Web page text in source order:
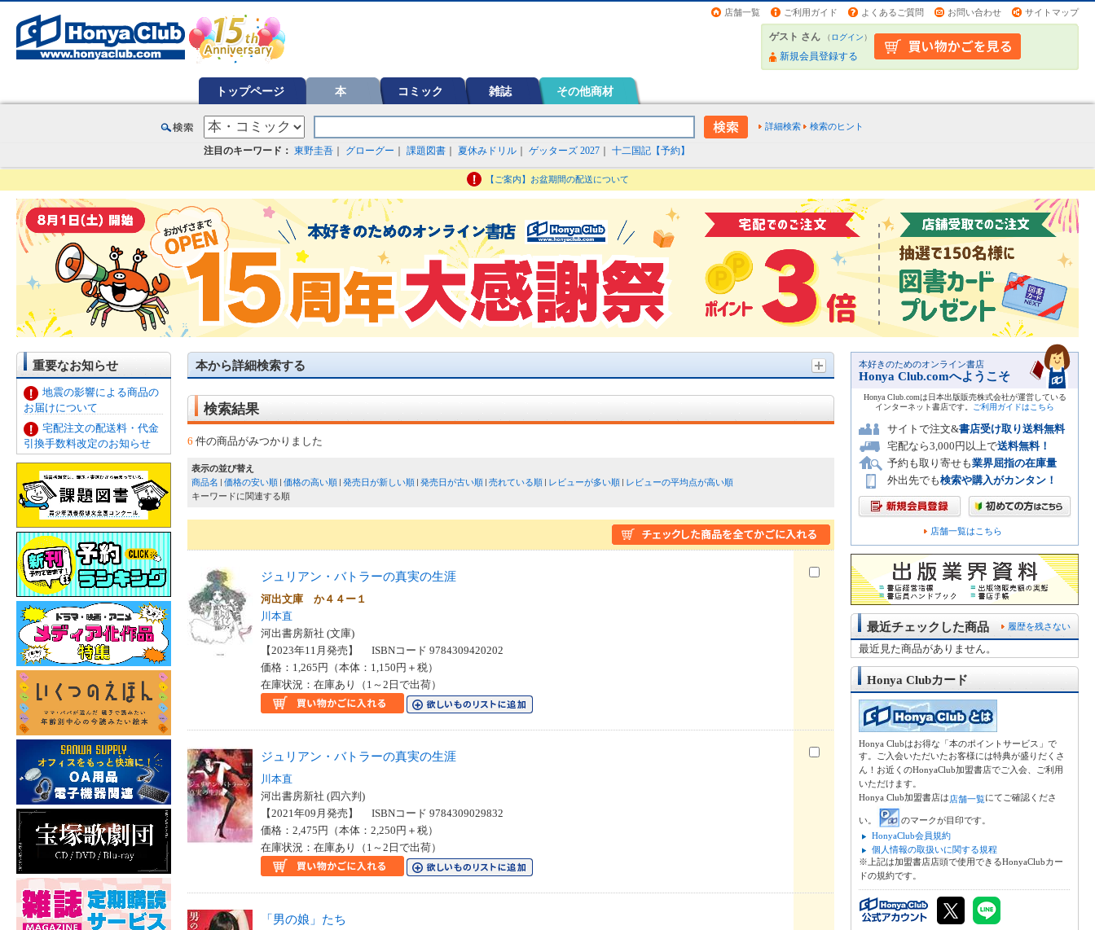
店舗一覧 ご利用ガイド よくあるご質問 お問い合わせ サイトマップ
ゲスト さん （ログイン）
新規会員登録する
トップページ 本 コミック 雑誌 その他商材
詳細検索 検索のヒント
注目のキーワード： 東野圭吾 グローグー 課題図書 夏休みドリル ゲッターズ 2027 十二国記【予約】
【ご案内】お盆期間の配送について
重要なお知らせ
地震の影響による商品の
お届けについて
宅配注文の配送料・代金
引換手数料改定のお知らせ
本から詳細検索する
検索結果
6 件の商品がみつかりました
表示の並び替え
商品名
価格の安い順 価格の高い順 発売日が新しい順 発売日が古い順 売れている順 レビューが多い順
レビューの平均点が高い順
キーワードに関連する順
ジュリアン・バトラーの真実の生涯
河出文庫 か４４ー１
川本直
河出書房新社 (文庫)
【2023年11月発売】 ISBNコード 9784309420202
価格：1,265円（本体：1,150円＋税）
在庫状況：在庫あり（1～2日で出荷）
ジュリアン・バトラーの真実の生涯
川本直
河出書房新社 (四六判)
【2021年09月発売】 ISBNコード 9784309029832
価格：2,475円（本体：2,250円＋税）
在庫状況：在庫あり（1～2日で出荷）
「男の娘」たち
本好きのためのオンライン書店
Honya Club.comへようこそ
Honya Club.comは日本出版販売株式会社が運営している
インターネット書店です。
ご利用ガイドはこちら
サイトで注文&書店受け取り送料無料
宅配なら3,000円以上で送料無料！
予約も取り寄せも業界屈指の在庫量
外出先でも検索や購入がカンタン！
店舗一覧はこちら
履歴を残さない
最近チェックした商品
最近見た商品がありません。
Honya Clubカード
Honya Clubはお得な「本のポイントサービス」で
す。ご入会いただいたお客様には特典が盛りだくさ
ん！お近くのHonyaClub加盟書店でご入会、ご利用
いただけます。
Honya Club加盟書店は店舗一覧にてご確認くださ
い。
のマークが目印です。
HonyaClub会員規約
個人情報の取扱いに関する規程
※上記は加盟書店店頭で使用できるHonyaClubカー
ドの規約です。